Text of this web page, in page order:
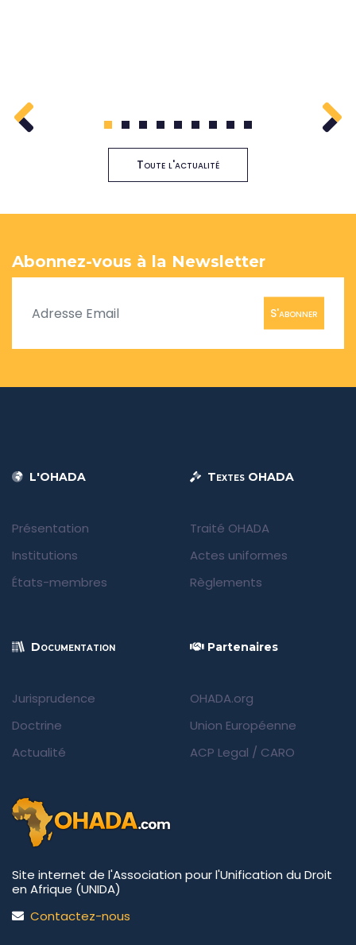
1 2 3 4 5 6 7 8 9
Toute l'actualité
Abonnez-vous à la Newsletter
S'abonner
L'OHADA
Présentation
Institutions
États-membres
Textes OHADA
Traité OHADA
Actes uniformes
Règlements
Documentation
Jurisprudence
Doctrine
Actualité
Partenaires
OHADA.org
Union Européenne
ACP Legal / CARO
Site internet de l'Association pour l'Unification du Droit
en Afrique (UNIDA)
Contactez-nous